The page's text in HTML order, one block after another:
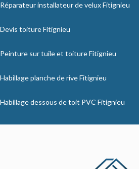
Réparateur installateur de velux Fitignieu
Devis toiture Fitignieu
Peinture sur tuile et toiture Fitignieu
Habillage planche de rive Fitignieu
Habillage dessous de toit PVC Fitignieu